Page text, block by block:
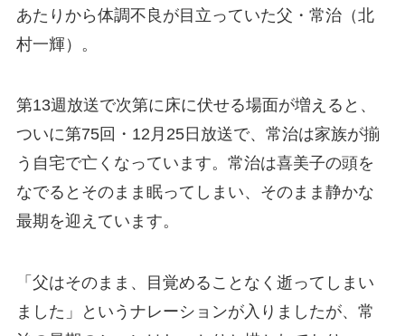
あたりから体調不良が目立っていた父・常治（北
村一輝）。
第13週放送で次第に床に伏せる場面が増えると、
ついに第75回・12月25日放送で、常治は家族が揃
う自宅で亡くなっています。常治は喜美子の頭を
なでるとそのまま眠ってしまい、そのまま静かな
最期を迎えています。
「父はそのまま、目覚めることなく逝ってしまい
ました」というナレーションが入りましたが、常